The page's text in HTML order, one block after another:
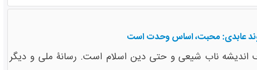
عابدی: محبت، اساس وحدت است
ناب شیعی و حتی دین اسلام است. رسانۀ ملی و دیگر